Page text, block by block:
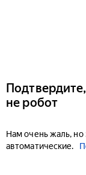
не робот
Нам очень жаль, но
автоматические.